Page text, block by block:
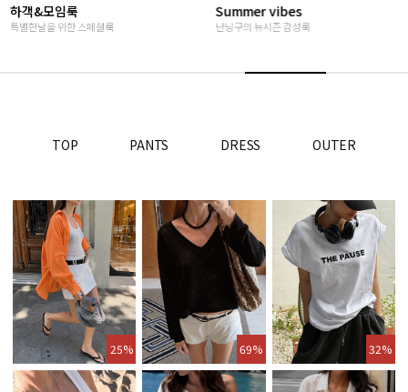
하객&모임룩
특별한날을 위한 스페셜룩
Summer vibes
난닝구의 뉴시즌 감성룩
TOP PANTS DRESS OUTER
25% 69% 32%